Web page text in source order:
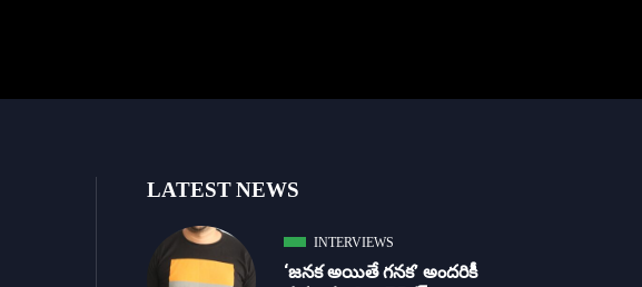
LATEST NEWS
INTERVIEWS
‘జ‌న‌క అయితే గ‌న‌క‌’ అందరికీ